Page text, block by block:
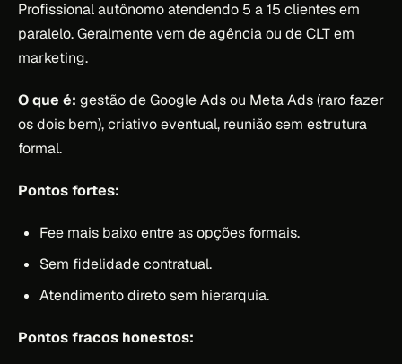
Profissional autônomo atendendo 5 a 15 clientes em
paralelo. Geralmente vem de agência ou de CLT em
marketing.
O que é: gestão de Google Ads ou Meta Ads (raro fazer
os dois bem), criativo eventual, reunião sem estrutura
formal.
Pontos fortes:
Fee mais baixo entre as opções formais.
Sem fidelidade contratual.
Atendimento direto sem hierarquia.
Pontos fracos honestos: